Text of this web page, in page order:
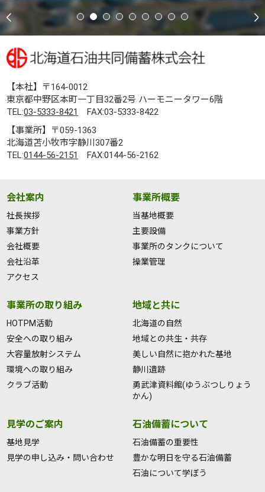
【本社】〒164-0012
東京都中野区本町一丁目32番2号 ハーモニータワー6階
TEL:03-5333-8421
FAX:03-5333-8422
【事業所】〒059-1363
北海道苫小牧市字静川307番2
TEL:0144-56-2151 FAX:0144-56-2162
会社案内
社長挨拶
事業方針
会社概要
会社沿革
アクセス
事業所概要
当基地概要
主要設備
事業所のタンクについて
操業管理
事業所の取り組み
HOTPM活動
安全への取り組み
大容量放射システム
環境への取り組み
クラブ活動
地域と共に
北海道の自然
地域との共生・共存
美しい自然に抱かれた基地
静川遺跡
勇武津資料館(ゆうぶつしりょう
かん)
見学のご案内
基地見学
見学の申し込み・問い合わせ
石油備蓄について
石油備蓄の重要性
豊かな明日を守る石油備蓄
石油について学ぼう